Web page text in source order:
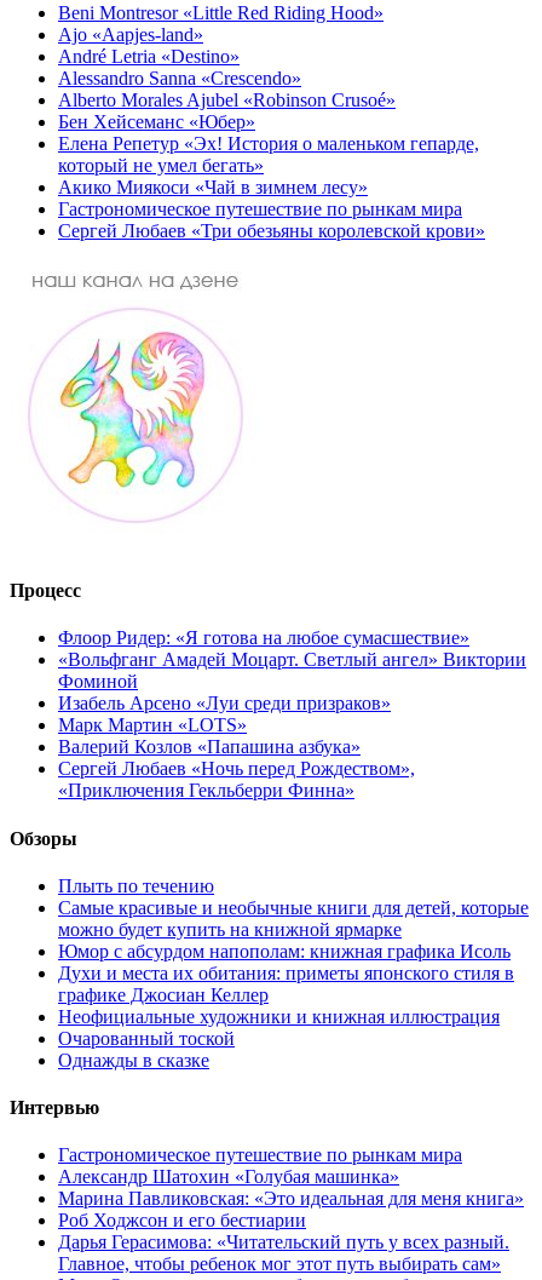
Beni Montresor «Little Red Riding Hood»
Ajo «Aapjes-land»
André Letria «Destino»
Alessandro Sanna «Crescendo»
Alberto Morales Ajubel «Robinson Crusoé»
Бен Хейсеманс «Юбер»
Елена Репетур «Эх! История о маленьком гепарде,
который не умел бегать»
Акико Миякоси «Чай в зимнем лесу»
Гастрономическое путешествие по рынкам мира
Сергей Любаев «Три обезьяны королевской крови»
Процесс
Флоор Ридер: «Я готова на любое сумасшествие»
«Вольфганг Амадей Моцарт. Светлый ангел» Виктории
Фоминой
Изабель Арсено «Луи среди призраков»
Марк Мартин «LOTS»
Валерий Козлов «Папашина азбука»
Сергей Любаев «Ночь перед Рождеством»,
«Приключения Гекльберри Финна»
Обзоры
Плыть по течению
Самые красивые и необычные книги для детей, которые
можно будет купить на книжной ярмарке
Юмор с абсурдом напополам: книжная графика Исоль
Духи и места их обитания: приметы японского стиля в
графике Джосиан Келлер
Неофициальные художники и книжная иллюстрация
Очарованный тоской
Однажды в сказке
Интервью
Гастрономическое путешествие по рынкам мира
Александр Шатохин «Голубая машинка»
Марина Павликовская: «Это идеальная для меня книга»
Роб Ходжсон и его бестиарии
Дарья Герасимова: «Читательский путь у всех разный.
Главное, чтобы ребенок мог этот путь выбирать сам»